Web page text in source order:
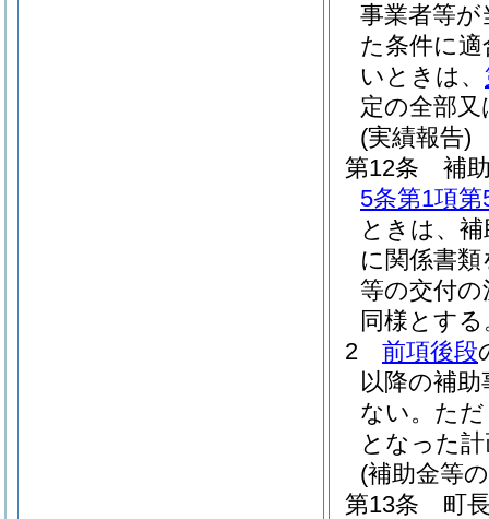
事業者等
た条件に
いときは、
定の全部
(実績報告)
第12条
補
5条第1項第
ときは、
に関係書
等の交付
同様とする
2
前項後段
以降の補
ない。 た
となった
(補助金等
第13条
町